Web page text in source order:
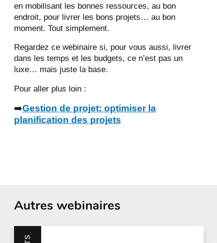
en mobilisant les bonnes ressources, au bon
endroit, pour livrer les bons projets… au bon
moment. Tout simplement.
Regardez ce webinaire si, pour vous aussi, livrer
dans les temps et les budgets, ce n’est pas un
luxe… mais juste la base.
Pour aller plus loin :
➡️Gestion de projet: optimiser la
planification des projets
Autres webinaires